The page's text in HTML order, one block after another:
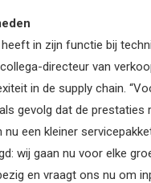
in zijn functie bij
directeur van
in de supply chain.
gevolg dat de prestaties
nu een kleiner
wij gaan nu voor elke
en vraagt ons nu om